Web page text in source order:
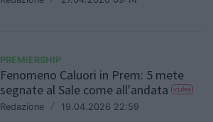
PREMIERSHIP
Fenomeno Caluori in Prem: 5 mete
segnate al Sale come all'andata video
Redazione / 19.04.2026 22:59